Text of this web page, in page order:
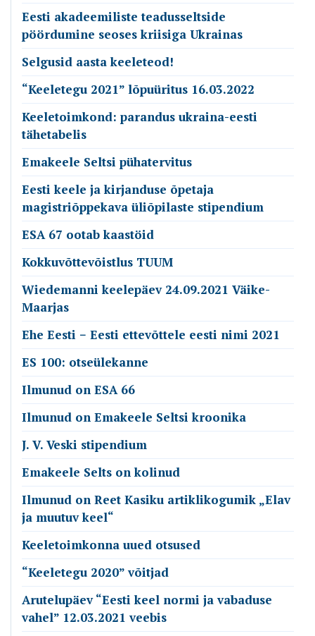
Eesti akadeemiliste teadusseltside
pöördumine seoses kriisiga Ukrainas
Selgusid aasta keeleteod!
“Keeletegu 2021” lõpuüritus 16.03.2022
Keeletoimkond: parandus ukraina-eesti
tähetabelis
Emakeele Seltsi pühatervitus
Eesti keele ja kirjanduse õpetaja
magistriõppekava üliõpilaste stipendium
ESA 67 ootab kaastöid
Kokkuvõttevõistlus TUUM
Wiedemanni keelepäev 24.09.2021 Väike-
Maarjas
Ehe Eesti − Eesti ettevõttele eesti nimi 2021
ES 100: otseülekanne
Ilmunud on ESA 66
Ilmunud on Emakeele Seltsi kroonika
J. V. Veski stipendium
Emakeele Selts on kolinud
Ilmunud on Reet Kasiku artiklikogumik „Elav
ja muutuv keel“
Keeletoimkonna uued otsused
“Keeletegu 2020” võitjad
Arutelupäev “Eesti keel normi ja vabaduse
vahel” 12.03.2021 veebis